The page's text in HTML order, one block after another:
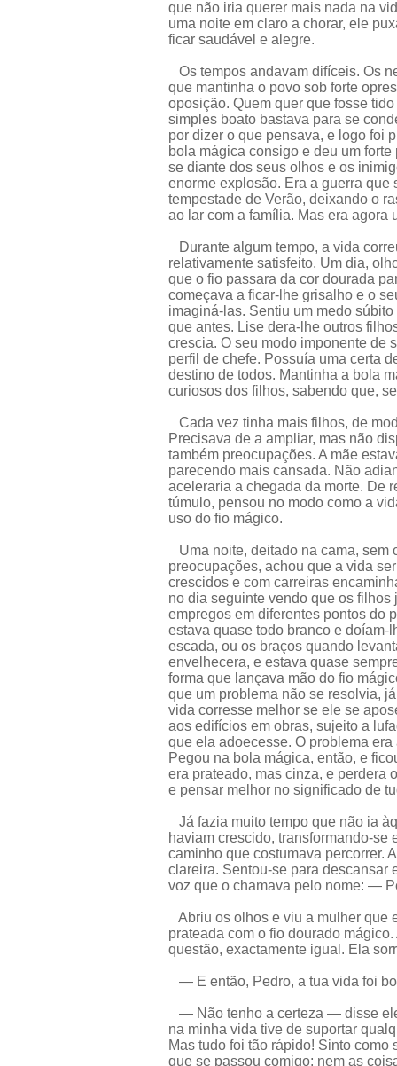
que não iria querer mais nada na
uma noite em claro a chorar, ele
ficar saudável e alegre.
Os tempos andavam difíceis. Os
que mantinha o povo sob forte
oposição. Quem quer que fosse
simples boato bastava para se
por dizer o que pensava, e logo foi
bola mágica consigo e deu um
se diante dos seus olhos e os
enorme explosão. Era a guerra
tempestade de Verão, deixando o
ao lar com a família. Mas era agora
Durante algum tempo, a vida
relativamente satisfeito. Um dia,
que o fio passara da cor dourada
começava a ficar-lhe grisalho e o
imaginá-las. Sentiu um medo
que antes. Lise dera-lhe outros
crescia. O seu modo imponente de
perfil de chefe. Possuía uma certa
destino de todos. Mantinha a bola
curiosos dos filhos, sabendo que,
Cada vez tinha mais filhos, de
Precisava de a ampliar, mas não
também preocupações. A mãe
parecendo mais cansada. Não
aceleraria a chegada da morte. De
túmulo, pensou no modo como a
uso do fio mágico.
Uma noite, deitado na cama, sem
preocupações, achou que a vida
crescidos e com carreiras
no dia seguinte vendo que os
empregos em diferentes pontos do
estava quase todo branco e doíam-
escada, ou os braços quando
envelhecera, e estava quase
forma que lançava mão do fio
que um problema não se resolvia,
vida corresse melhor se ele se
aos edifícios em obras, sujeito a
que ela adoecesse. O problema
Pegou na bola mágica, então, e
era prateado, mas cinza, e perdera
e pensar melhor no significado de
Já fazia muito tempo que não ia
haviam crescido, transformando-se
caminho que costumava percorrer.
clareira. Sentou-se para descansar
voz que o chamava pelo nome: —
Abriu os olhos e viu a mulher que
prateada com o fio dourado
questão, exactamente igual. Ela
— E então, Pedro, a tua vida foi
— Não tenho a certeza — disse
na minha vida tive de suportar
Mas tudo foi tão rápido! Sinto
que se passou comigo; nem as